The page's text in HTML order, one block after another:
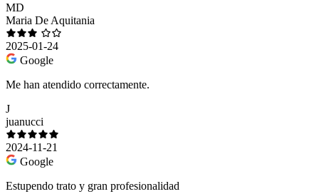
MD
Maria De Aquitania
2025-01-24
Google
Me han atendido correctamente.
J
juanucci
2024-11-21
Google
Estupendo trato y gran profesionalidad